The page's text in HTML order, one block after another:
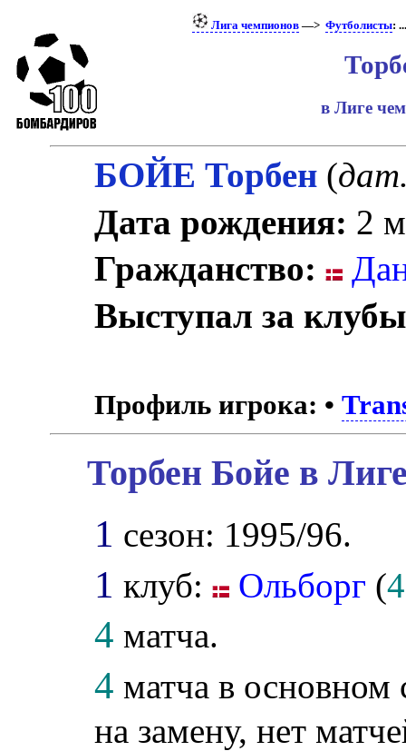
Лига чемпионов—> Футболисты:
в Лиге
БОЙЕ Торбен (
Дата рождения: 2
Гражданство:
Выступал за
Профиль игрока: •
Торбен Бойе в
1 сезон: 1995/96.
1 клуб: Ольборг (4
4 матча.
4 матча в основном
на замену, нет